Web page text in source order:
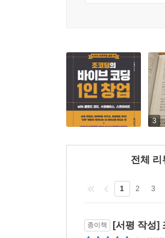
유료 마케팅 채널
광고비를 매출로 바꾸
퍼포먼스 마케팅의
Part 03 첫 매출을 만드
시장성 있는 아이디어
리액트와 비트로 프런
클로드 코드 설치 및
3
전체 리
1 2 3
종이책 [서평 작성]